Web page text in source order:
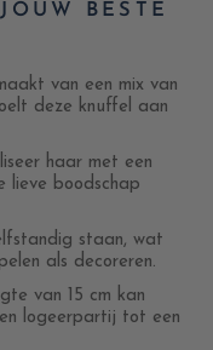
BESTE
van een mix van
deze knuffel aan
haar met een
lieve boodschap
staan, wat
als decoreren.
van 15 cm kan
logeerpartij tot een